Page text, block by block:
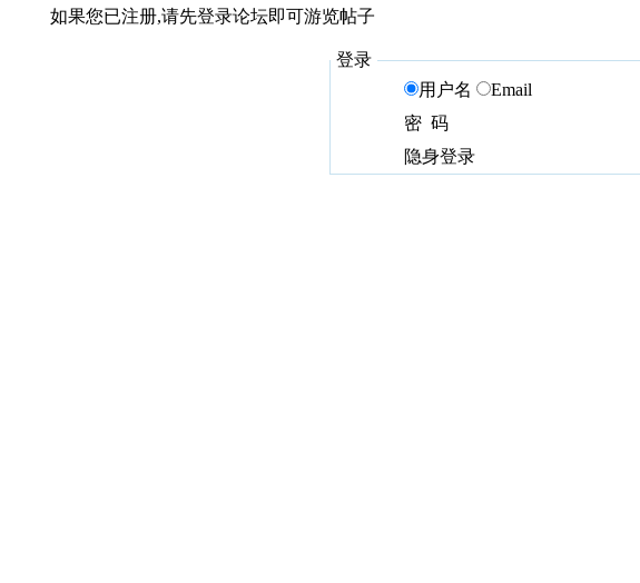
如果您已注册,请先登录论坛即可游览帖子
登录
用户名
Email
密 码
隐身登录